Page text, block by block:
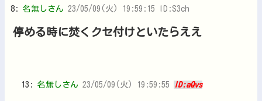
8: 名無しさん 23/05/09(火) 19:59:15 ID:S3ch
停める時に焚くクセ付けといたらええ
13: 名無しさん 23/05/09(火) 19:59:55 ID:aQvs